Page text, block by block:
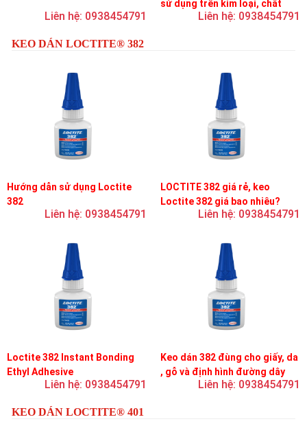
Liên hệ: 0938454791
sử dụng trên kim loại, chất
đàn hồi và nhựaLiên hệ: 0938454791
KEO DÁN LOCTITE® 382
Hướng dẫn sử dụng Loctite
382
Liên hệ: 0938454791
LOCTITE 382 giá rẻ, keo
Loctite 382 giá bao nhiêu?
Liên hệ: 0938454791
Loctite 382 Instant Bonding
Ethyl Adhesive
Liên hệ: 0938454791
Keo dán 382 đùng cho giấy, da
, gỗ và định hình đường dây
trên bản mạchLiên hệ: 0938454791
KEO DÁN LOCTITE® 401